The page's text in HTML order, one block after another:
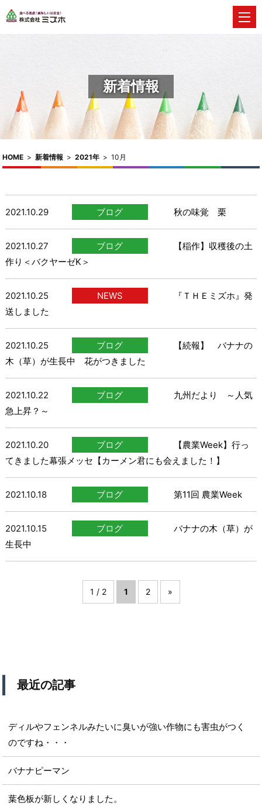
新着情報
HOME > 新着情報 > 2021年 > 10月
2021.10.29 ブログ 秋の味覚 栗
2021.10.27 ブログ
【稲作】収穫後の土
作り＜バクヤーゼK＞
2021.10.25 NEWS
『ＴＨＥミズホ』発
送しました
2021.10.25 ブログ
【続報】 バナナの
木（草）が生長中 花がつきました
2021.10.22 ブログ
九州だより ～人気
急上昇？～
2021.10.20 ブログ
【農業Week】行っ
てきました幕張メッセ【カーメン君にも会えました！】
2021.10.18 ブログ 第11回 農業Week
2021.10.15 ブログ
バナナの木（草）が
生長中
1 / 2 1 2 »
最近の記事
ディルやフェンネルみたいに臭いが強い作物にも害虫がつく
のですね・・・
バナナピーマン
葉色板が新しくなりました。